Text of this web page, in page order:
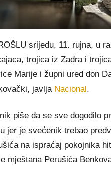
srijedu, 11. rujna, u
trojica iz Zadra i
Marije i župni ured don
javlja Nacional.
piše da se sve dogodilo
jer je svećenik trebao
na ispraćaj pokojnika
mještana Perušića